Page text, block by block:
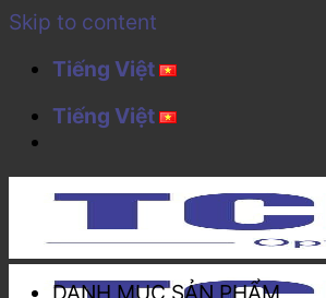
Skip to content
Tiếng Việt
Tiếng Việt
DANH MỤC SẢN PHẨM